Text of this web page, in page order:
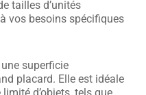
tailles d’unités
vos besoins spécifiques
superficie
placard. Elle est idéale
d’objets, tels que